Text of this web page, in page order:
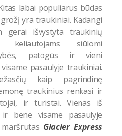
labai populiarus būdas
yra traukiniai. Kadangi
gerai išvystyta traukinių
keliautojams siūlomi
patogūs ir vieni
pasaulyje traukiniai.
kaip pagrindinę
traukinius renkasi ir
ir turistai.Vienas iš
ir bene visame pasaulyje
Glacier Express